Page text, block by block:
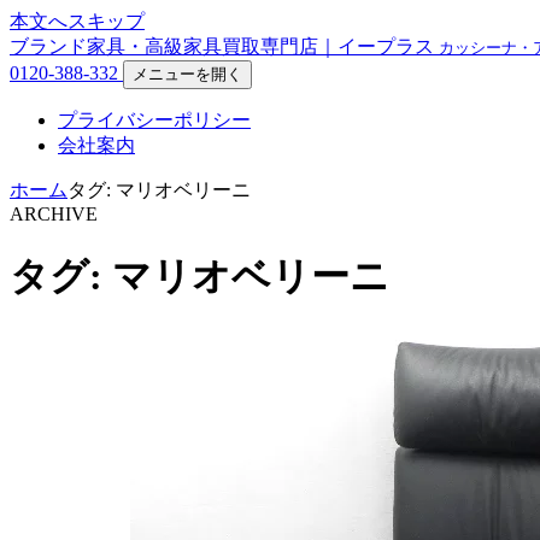
本文へスキップ
ブランド家具・高級家具買取専門店｜イープラス カッシーナ・
0120-388-332 メニューを開く
プライバシーポリシー
会社案内
ホーム タグ: マリオベリーニ
ARCHIVE
タグ: マリオベリーニ